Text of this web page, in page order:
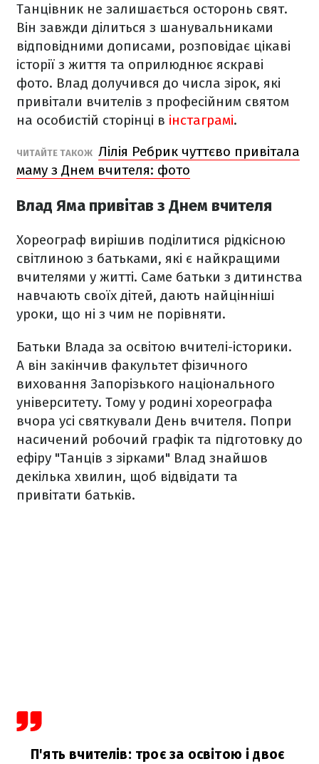
Танцівник не залишається осторонь свят.
Він завжди ділиться з шанувальниками
відповідними дописами, розповідає цікаві
історії з життя та оприлюднює яскраві
фото. Влад долучився до числа зірок, які
привітали вчителів з професійним святом
на особистій сторінці в інстаграмі.
ЧИТАЙТЕ ТАКОЖ Лілія Ребрик чуттєво привітала
маму з Днем вчителя: фото
Влад Яма привітав з Днем вчителя
Хореограф вирішив поділитися рідкісною
світлиною з батьками, які є найкращими
вчителями у житті. Саме батьки з дитинства
навчають своїх дітей, дають найцінніші
уроки, що ні з чим не порівняти.
Батьки Влада за освітою вчителі-історики.
А він закінчив факультет фізичного
виховання Запорізького національного
університету. Тому у родині хореографа
вчора усі святкували День вчителя. Попри
насичений робочий графік та підготовку до
ефіру "Танців з зірками" Влад знайшов
декілька хвилин, щоб відвідати та
привітати батьків.
П'ять вчителів: троє за освітою і двоє